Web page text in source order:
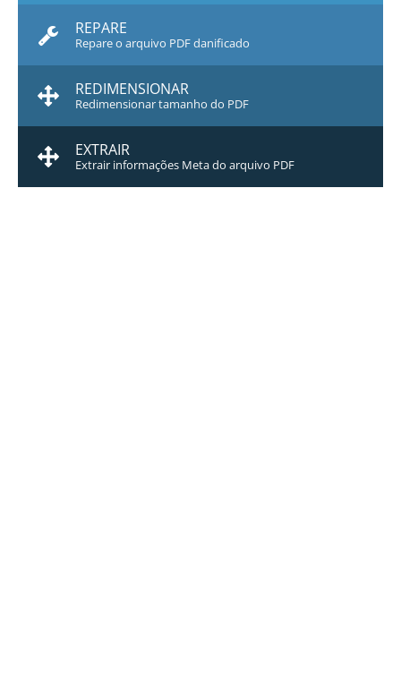
REPARE
Repare o arquivo PDF danificado
REDIMENSIONAR
Redimensionar tamanho do PDF
EXTRAIR
Extrair informações Meta do arquivo PDF